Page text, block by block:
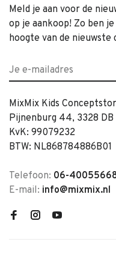
Meld je aan voor de
op je aankoop! Zo ben
hoogte van de
MixMix Kids
Pijnenburg 44, 3328
KvK: 99079232
BTW: NL868784886B01
Telefoon: 06-
E-mail: info@mixmix.nl